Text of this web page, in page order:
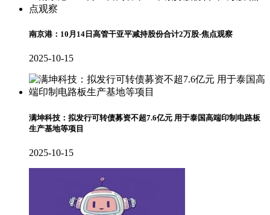
南京港：10月14日高管干亚平减持股份合计2万股-焦点观察
2025-10-15
满坤科技：拟发行可转债募资不超7.6亿元 用于泰国高端印制电路板
生产基地等项目
2025-10-15